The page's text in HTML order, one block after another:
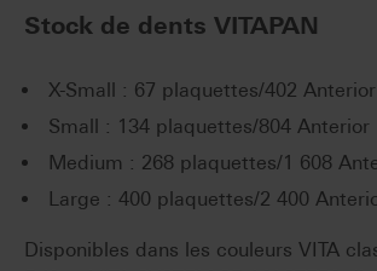
Stock de dents VITAPAN
X-Small : 67 plaquettes/402 Anterior
Small : 134 plaquettes/804 Anterior
Medium : 268 plaquettes/1 608
Large : 400 plaquettes/2 400
Disponibles dans les couleurs VITA